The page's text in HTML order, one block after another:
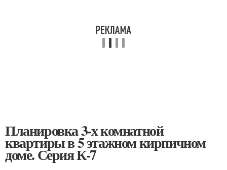
Планировка 3-х комнатной
квартиры в 5 этажном кирпичном
доме. Серия К-7